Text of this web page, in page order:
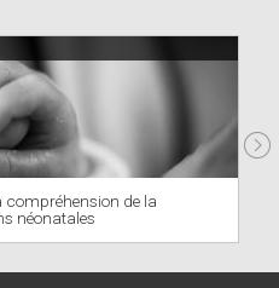
compréhension de la
néonatales